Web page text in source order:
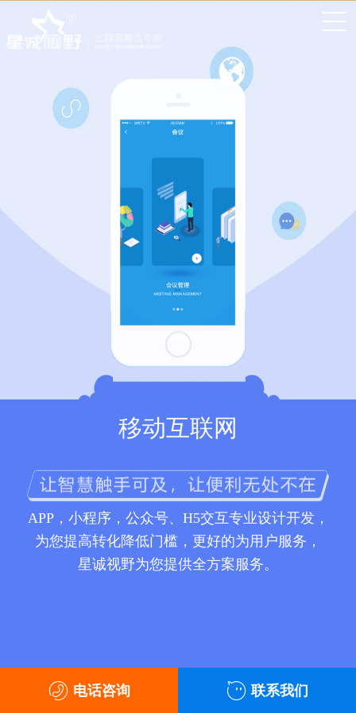
移动互联网
APP，小程序，公众号、H5交互专业设计开发，
为您提高转化降低门槛，更好的为用户服务，
星诚视野为您提供全方案服务。
电话咨询 联系我们